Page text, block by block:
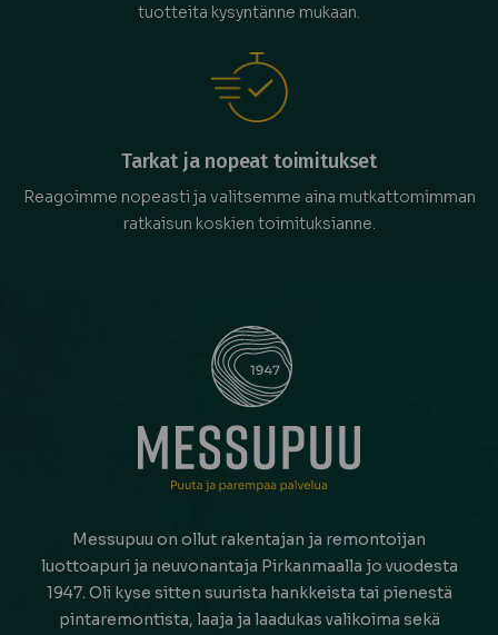
tuotteita kysyntänne mukaan.
Tarkat ja nopeat toimitukset
Reagoimme nopeasti ja valitsemme aina mutkattomimman
ratkaisun koskien toimituksianne.
Messupuu on ollut rakentajan ja remontoijan
luottoapuri ja neuvonantaja Pirkanmaalla jo vuodesta
1947. Oli kyse sitten suurista hankkeista tai pienestä
pintaremontista, laaja ja laadukas valikoima sekä